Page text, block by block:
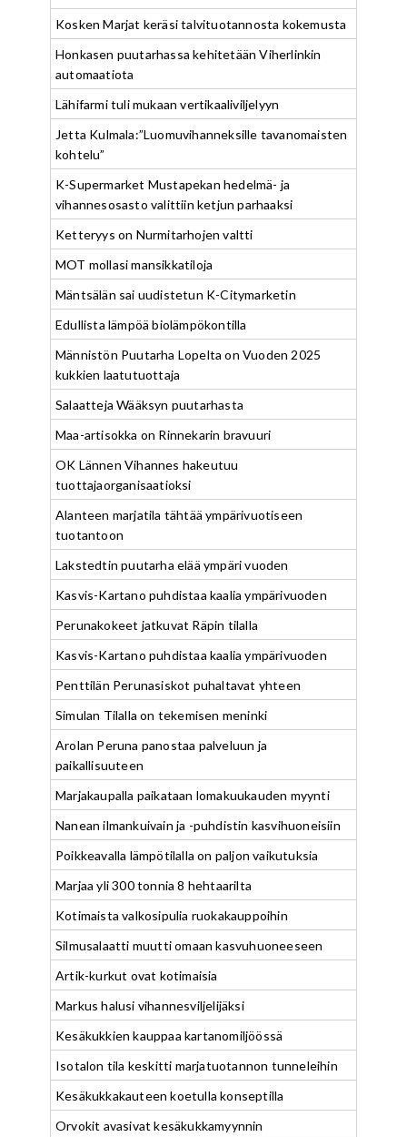
Kosken Marjat keräsi talvituotannosta kokemusta
Honkasen puutarhassa kehitetään Viherlinkin
automaatiota
Lähifarmi tuli mukaan vertikaaliviljelyyn
Jetta Kulmala:”Luomuvihanneksille tavanomaisten
kohtelu”
K-Supermarket Mustapekan hedelmä- ja
vihannesosasto valittiin ketjun parhaaksi
Ketteryys on Nurmitarhojen valtti
MOT mollasi mansikkatiloja
Mäntsälän sai uudistetun K-Citymarketin
Edullista lämpöä biolämpökontilla
Männistön Puutarha Lopelta on Vuoden 2025
kukkien laatutuottaja
Salaatteja Wääksyn puutarhasta
Maa-artisokka on Rinnekarin bravuuri
OK Lännen Vihannes hakeutuu
tuottajaorganisaatioksi
Alanteen marjatila tähtää ympärivuotiseen
tuotantoon
Lakstedtin puutarha elää ympäri vuoden
Kasvis-Kartano puhdistaa kaalia ympärivuoden
Perunakokeet jatkuvat Räpin tilalla
Kasvis-Kartano puhdistaa kaalia ympärivuoden
Penttilän Perunasiskot puhaltavat yhteen
Simulan Tilalla on tekemisen meninki
Arolan Peruna panostaa palveluun ja
paikallisuuteen
Marjakaupalla paikataan lomakuukauden myynti
Nanean ilmankuivain ja -puhdistin kasvihuoneisiin
Poikkeavalla lämpötilalla on paljon vaikutuksia
Marjaa yli 300 tonnia 8 hehtaarilta
Kotimaista valkosipulia ruokakauppoihin
Silmusalaatti muutti omaan kasvuhuoneeseen
Artik-kurkut ovat kotimaisia
Markus halusi vihannesviljelijäksi
Kesäkukkien kauppaa kartanomiljöössä
Isotalon tila keskitti marjatuotannon tunneleihin
Kesäkukkakauteen koetulla konseptilla
Orvokit avasivat kesäkukkamyynnin